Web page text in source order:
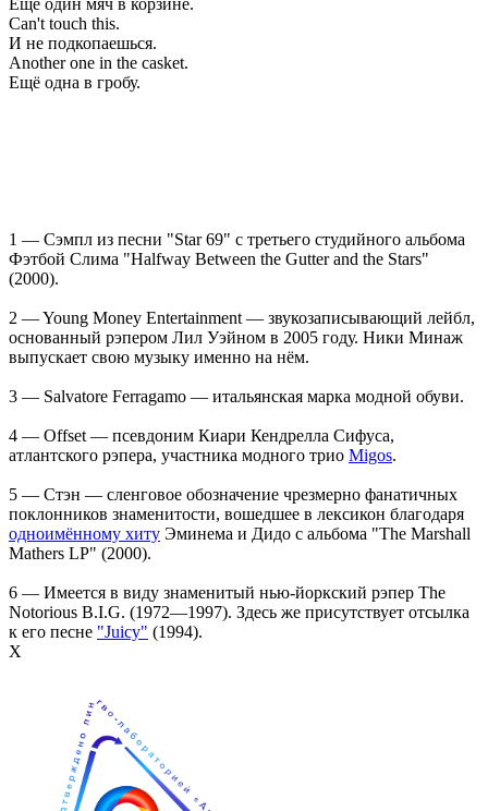
Can't touch this.
И не подкопаешься.
Another one in the casket.
Ещё одна в гробу.
1 — Сэмпл из песни "Star 69" с третьего студийного альбома
Фэтбой Слима "Halfway Between the Gutter and the Stars"
(2000).
2 — Young Money Entertainment — звукозаписывающий лейбл,
основанный рэпером Лил Уэйном в 2005 году. Ники Минаж
выпускает свою музыку именно на нём.
3 — Salvatore Ferragamo — итальянская марка модной обуви.
4 — Offset — псевдоним Киари Кендрелла Сифуса,
атлантского рэпера, участника модного трио Migos.
5 — Стэн — сленговое обозначение чрезмерно фанатичных
поклонников знаменитости, вошедшее в лексикон благодаря
одноимённому хиту Эминема и Дидо с альбома "The Marshall
Mathers LP" (2000).
6 — Имеется в виду знаменитый нью-йоркский рэпер The
Notorious B.I.G. (1972—1997). Здесь же присутствует отсылка
к его песне "Juicy" (1994).
Х